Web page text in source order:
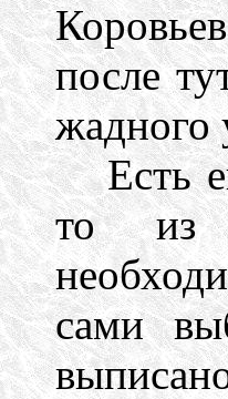
после
жадного
Есть
то из
сами